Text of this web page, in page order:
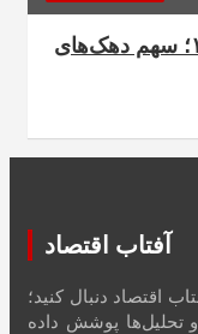
افزایش قابل توجه یارانه آذر ۱۴۰۴؛ سهم دهک‌های
آفتاب اقتصاد
اقتصاد دنبال کنید؛
و تحلیل‌ها پوشش داده